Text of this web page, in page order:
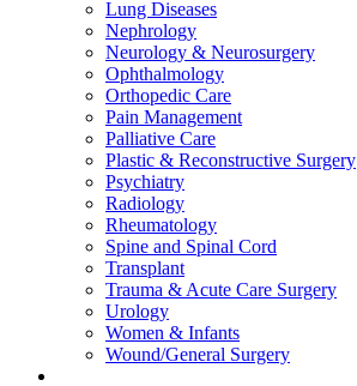
Lung Diseases
Nephrology
Neurology & Neurosurgery
Ophthalmology
Orthopedic Care
Pain Management
Palliative Care
Plastic & Reconstructive Surgery
Psychiatry
Radiology
Rheumatology
Spine and Spinal Cord
Transplant
Trauma & Acute Care Surgery
Urology
Women & Infants
Wound/General Surgery